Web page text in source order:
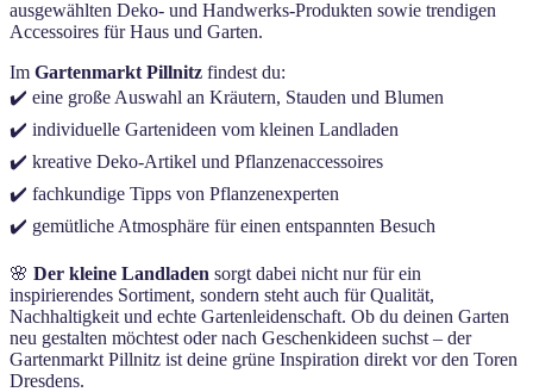
ausgewählten Deko- und Handwerks-Produkten sowie trendigen
Accessoires für Haus und Garten.
Im Gartenmarkt Pillnitz findest du:
✔️ eine große Auswahl an Kräutern, Stauden und Blumen
✔️ individuelle Gartenideen vom kleinen Landladen
✔️ kreative Deko-Artikel und Pflanzenaccessoires
✔️ fachkundige Tipps von Pflanzenexperten
✔️ gemütliche Atmosphäre für einen entspannten Besuch
🌸 Der kleine Landladen sorgt dabei nicht nur für ein
inspirierendes Sortiment, sondern steht auch für Qualität,
Nachhaltigkeit und echte Gartenleidenschaft. Ob du deinen Garten
neu gestalten möchtest oder nach Geschenkideen suchst – der
Gartenmarkt Pillnitz ist deine grüne Inspiration direkt vor den Toren
Dresdens.